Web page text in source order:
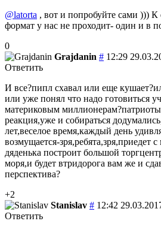
@latorta , вот и попробуйте сами )))
формат у нас не проходит- один и в
0
Grajdanin # 12:29
Ответить
И все?пипл схавал или еще
или уже понял что надо готовиться
материковым
реакция,уже и собираться
лет,веселое время,каждый день
возмущается-зря,ребята,зря,приедет
дяденька построит большой
моря,и будет втридорога вам же и
перспектива?
+2
Stanislav # 12:42
Ответить